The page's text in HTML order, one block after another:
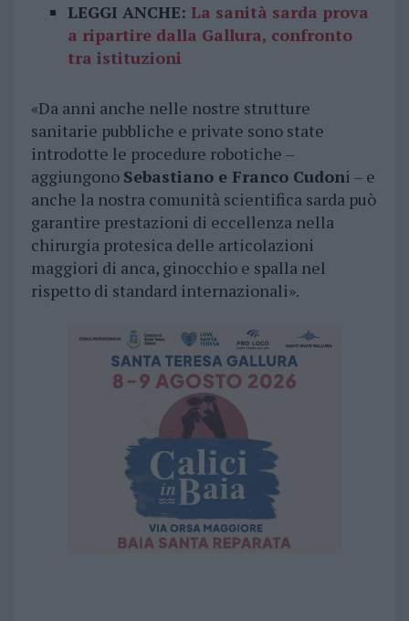
LEGGI ANCHE: La sanità sarda prova
a ripartire dalla Gallura, confronto
tra istituzioni
«Da anni anche nelle nostre strutture
sanitarie pubbliche e private sono state
introdotte le procedure robotiche –
aggiungono Sebastiano e Franco Cudoni – e
anche la nostra comunità scientifica sarda può
garantire prestazioni di eccellenza nella
chirurgia protesica delle articolazioni
maggiori di anca, ginocchio e spalla nel
rispetto di standard internazionali».